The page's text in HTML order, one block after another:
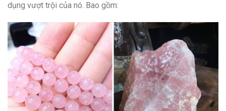
dụng vượt trội của nó. Bao gồm: